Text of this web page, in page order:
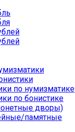
по нумизматике
по бонистике
дворы)
памятные